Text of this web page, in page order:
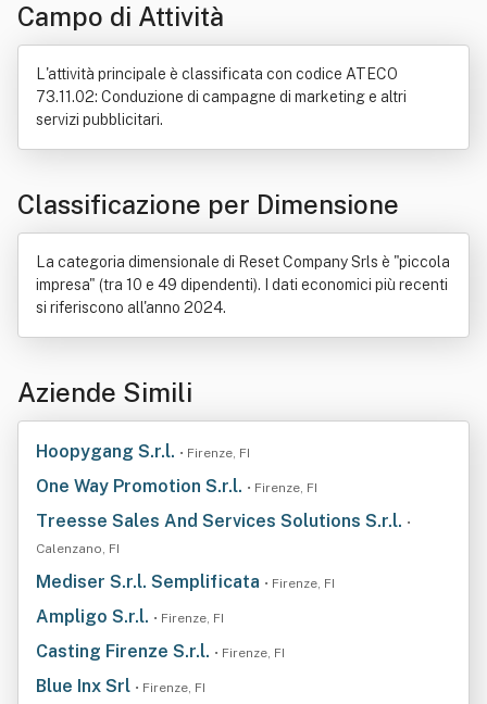
Campagna pubblicitaria
Direct marketing
Marketing operativo
Campo di Attività
L'attività principale è classificata con codice ATECO
73.11.02: Conduzione di campagne di marketing e altri
servizi pubblicitari.
Classificazione per Dimensione
La categoria dimensionale di Reset Company Srls è "piccola
impresa" (tra 10 e 49 dipendenti). I dati economici più recenti
si riferiscono all'anno 2024.
Aziende Simili
Hoopygang S.r.l. • Firenze, FI
One Way Promotion S.r.l. • Firenze, FI
Treesse Sales And Services Solutions S.r.l. •
Calenzano, FI
Mediser S.r.l. Semplificata • Firenze, FI
Ampligo S.r.l. • Firenze, FI
Casting Firenze S.r.l. • Firenze, FI
Blue Inx Srl • Firenze, FI